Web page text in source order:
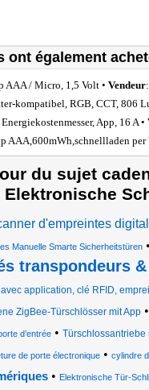
ont également
AAA / Micro, 1,5 Volt • Vendeur:
kompatibel, RGB, CCT, 806
App, 16 A •
AAA,600mWh,schnellladen per
du sujet
d'empreintes
Manuelle Smarte Sicherheitstüren •
transpondeurs
application, clé RFID,
ZigBee-Türschlösser mit App •
d’entrée• Türschlossantriebe
de porte électronique• cylindre
• Elektronische Tür-